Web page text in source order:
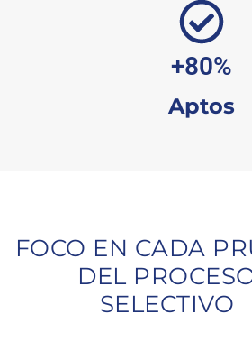
+80%
Aptos
FOCO EN CADA
DEL
SELECTIVO